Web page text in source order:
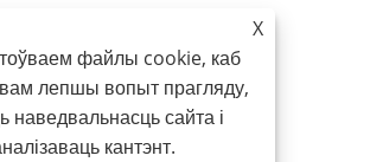
X
файлы cookie, каб
лепшы вопыт прагляду,
наведвальнасць сайта і
кантэнт.